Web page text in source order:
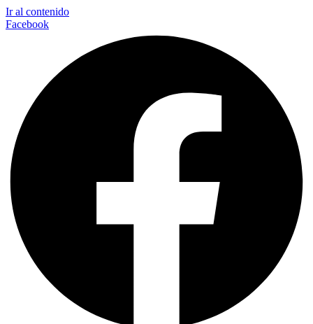
Ir al contenido
Facebook